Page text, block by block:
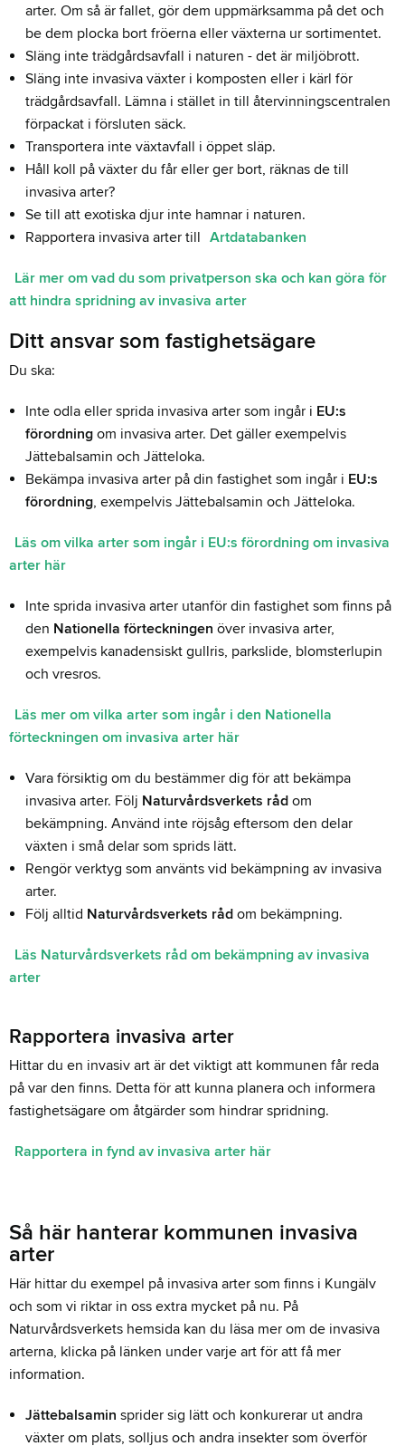
arter. Om så är fallet, gör dem uppmärksamma på det och
be dem plocka bort fröerna eller växterna ur sortimentet.
Släng inte trädgårdsavfall i naturen - det är miljöbrott.
Släng inte invasiva växter i komposten eller i kärl för
trädgårdsavfall. Lämna i stället in till återvinningscentralen
förpackat i försluten säck.
Transportera inte växtavfall i öppet släp.
Håll koll på växter du får eller ger bort, räknas de till
invasiva arter?
Se till att exotiska djur inte hamnar i naturen.
Rapportera invasiva arter till Artdatabanken
Lär mer om vad du som privatperson ska och kan göra för
att hindra spridning av invasiva arter
Ditt ansvar som fastighetsägare
Du ska:
Inte odla eller sprida invasiva arter som ingår i EU:s
förordning om invasiva arter. Det gäller exempelvis
Jättebalsamin och Jätteloka.
Bekämpa invasiva arter på din fastighet som ingår i EU:s
förordning, exempelvis Jättebalsamin och Jätteloka.
Läs om vilka arter som ingår i EU:s förordning om invasiva
arter här
Inte sprida invasiva arter utanför din fastighet som finns på
den Nationella förteckningen över invasiva arter,
exempelvis kanadensiskt gullris, parkslide, blomsterlupin
och vresros.
Läs mer om vilka arter som ingår i den Nationella
förteckningen om invasiva arter här
Vara försiktig om du bestämmer dig för att bekämpa
invasiva arter. Följ Naturvårdsverkets råd om
bekämpning. Använd inte röjsåg eftersom den delar
växten i små delar som sprids lätt.
Rengör verktyg som använts vid bekämpning av invasiva
arter.
Följ alltid Naturvårdsverkets råd om bekämpning.
Läs Naturvårdsverkets råd om bekämpning av invasiva
arter
Rapportera invasiva arter
Hittar du en invasiv art är det viktigt att kommunen får reda
på var den finns. Detta för att kunna planera och informera
fastighetsägare om åtgärder som hindrar spridning.
Rapportera in fynd av invasiva arter här
Så här hanterar kommunen invasiva
arter
Här hittar du exempel på invasiva arter som finns i Kungälv
och som vi riktar in oss extra mycket på nu. På
Naturvårdsverkets hemsida kan du läsa mer om de invasiva
arterna, klicka på länken under varje art för att få mer
information.
Jättebalsamin sprider sig lätt och konkurerar ut andra
växter om plats, solljus och andra insekter som överför